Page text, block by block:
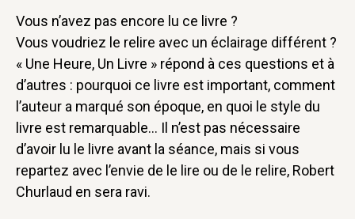
Vous n’avez pas encore lu ce livre ?
Vous voudriez le relire avec un éclairage différent ?
« Une Heure, Un Livre » répond à ces questions et à
d’autres : pourquoi ce livre est important, comment
l’auteur a marqué son époque, en quoi le style du
livre est remarquable… Il n’est pas nécessaire
d’avoir lu le livre avant la séance, mais si vous
repartez avec l’envie de le lire ou de le relire, Robert
Churlaud en sera ravi.